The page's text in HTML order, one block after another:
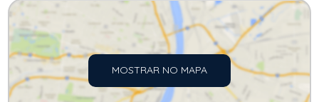
MOSTRAR NO MAPA